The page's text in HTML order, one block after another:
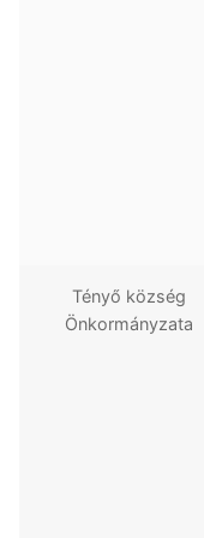
Tényő község
Önkormányzata